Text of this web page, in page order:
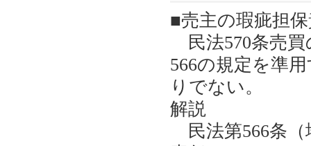
■売主の瑕疵担
民法570条売買
566の規定を準
りでない。
解説
民法第566条（